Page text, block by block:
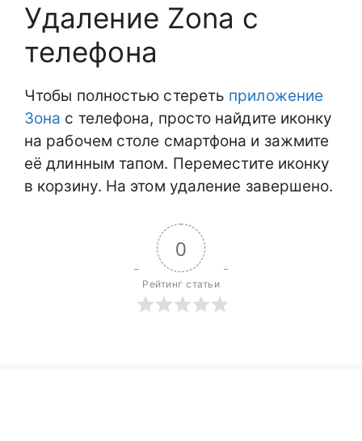
Удаление Zona с
телефона
Чтобы полностью стереть приложение
Зона с телефона, просто найдите иконку
на рабочем столе смартфона и зажмите
её длинным тапом. Переместите иконку
в корзину. На этом удаление завершено.
0
Рейтинг статьи